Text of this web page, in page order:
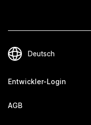
Entwickler-Login
AGB